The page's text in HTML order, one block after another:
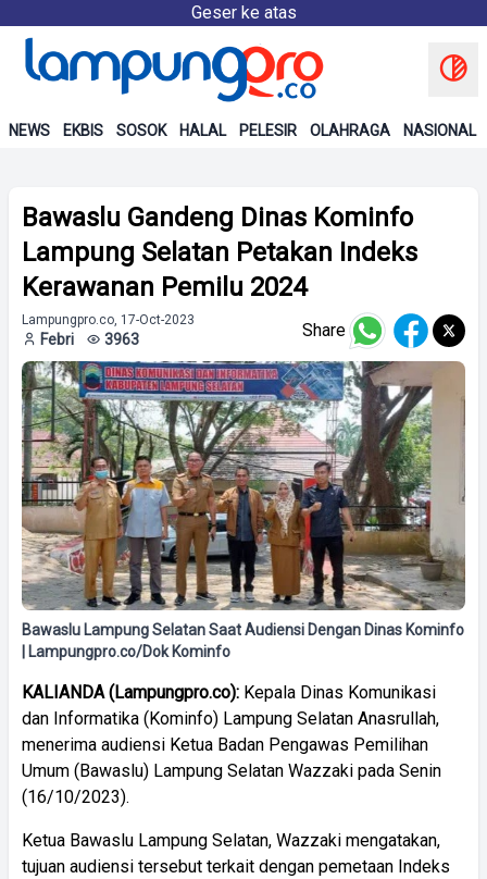
Geser ke atas
NEWS EKBIS SOSOK HALAL PELESIR OLAHRAGA NASIONAL
Bawaslu Gandeng Dinas Kominfo
Lampung Selatan Petakan Indeks
Kerawanan Pemilu 2024
Lampungpro.co, 17-Oct-2023
Febri 3963 Share
Bawaslu Lampung Selatan Saat Audiensi Dengan Dinas Kominfo
| Lampungpro.co/Dok Kominfo
KALIANDA (Lampungpro.co): Kepala Dinas Komunikasi
dan Informatika (Kominfo) Lampung Selatan Anasrullah,
menerima audiensi Ketua Badan Pengawas Pemilihan
Umum (Bawaslu) Lampung Selatan Wazzaki pada Senin
(16/10/2023).
Ketua Bawaslu Lampung Selatan, Wazzaki mengatakan,
tujuan audiensi tersebut terkait dengan pemetaan Indeks